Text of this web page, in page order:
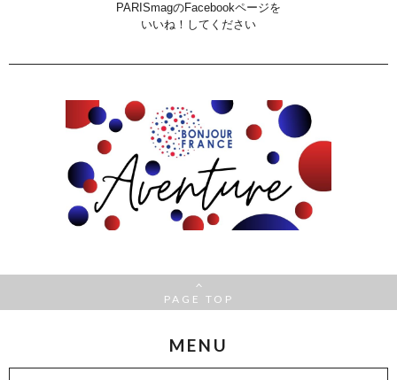
PARISmagのFacebookページを
いいね！してください
PAGE TOP
MENU